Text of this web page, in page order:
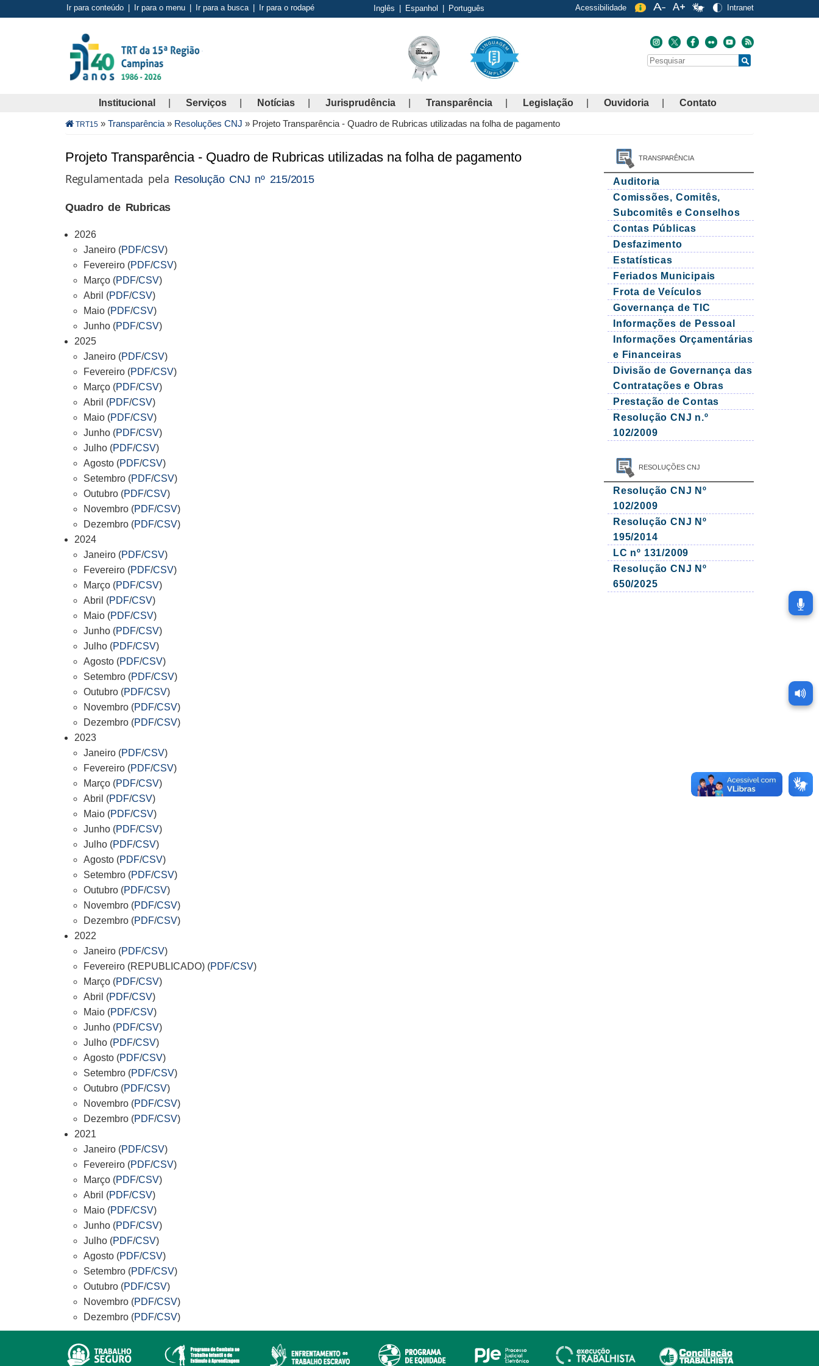
Ir para conteúdo Ir para o menu Ir para a busca Ir para o rodapé Inglês Espanhol Português Acessibilidade Intranet
Buscar
Search
Institucional Serviços Notícias Jurisprudência Transparência Legislação Ouvidoria Contato
Trilha
navegação
TRT15 » Transparência » Resoluções CNJ » Projeto Transparência - Quadro de Rubricas utilizadas na folha de pagamento
Projeto Transparência - Quadro de Rubricas utilizadas na folha de pagamento
Regulamentada pela Resolução CNJ nº 215/2015
Quadro de Rubricas
2026
Janeiro (PDF/CSV)
Fevereiro (PDF/CSV)
Março (PDF/CSV)
Abril (PDF/CSV)
Maio (PDF/CSV)
Junho (PDF/CSV)
2025
Janeiro (PDF/CSV)
Fevereiro (PDF/CSV)
Março (PDF/CSV)
Abril (PDF/CSV)
Maio (PDF/CSV)
Junho (PDF/CSV)
Julho (PDF/CSV)
Agosto (PDF/CSV)
Setembro (PDF/CSV)
Outubro (PDF/CSV)
Novembro (PDF/CSV)
Dezembro (PDF/CSV)
2024
Janeiro (PDF/CSV)
Fevereiro (PDF/CSV)
Março (PDF/CSV)
Abril (PDF/CSV)
Maio (PDF/CSV)
Junho (PDF/CSV)
Julho (PDF/CSV)
Agosto (PDF/CSV)
Setembro (PDF/CSV)
Outubro (PDF/CSV)
Novembro (PDF/CSV)
Dezembro (PDF/CSV)
2023
Janeiro (PDF/CSV)
Fevereiro (PDF/CSV)
Março (PDF/CSV)
Abril (PDF/CSV)
Maio (PDF/CSV)
Junho (PDF/CSV)
Julho (PDF/CSV)
Agosto (PDF/CSV)
Setembro (PDF/CSV)
Outubro (PDF/CSV)
Novembro (PDF/CSV)
Dezembro (PDF/CSV)
2022
Janeiro (PDF/CSV)
Fevereiro (REPUBLICADO) (PDF/CSV)
Março (PDF/CSV)
Abril (PDF/CSV)
Maio (PDF/CSV)
Junho (PDF/CSV)
Julho (PDF/CSV)
Agosto (PDF/CSV)
Setembro (PDF/CSV)
Outubro (PDF/CSV)
Novembro (PDF/CSV)
Dezembro (PDF/CSV)
2021
Janeiro (PDF/CSV)
Fevereiro (PDF/CSV)
Março (PDF/CSV)
Abril (PDF/CSV)
Maio (PDF/CSV)
Junho (PDF/CSV)
Julho (PDF/CSV)
Agosto (PDF/CSV)
Setembro (PDF/CSV)
Outubro (PDF/CSV)
Novembro (PDF/CSV)
Dezembro (PDF/CSV)
TRANSPARÊNCIA
Auditoria
Comissões, Comitês,
Subcomitês e Conselhos
Contas Públicas
Desfazimento
Estatísticas
Feriados Municipais
Frota de Veículos
Governança de TIC
Informações de Pessoal
Informações Orçamentárias
e Financeiras
Divisão de Governança das
Contratações e Obras
Prestação de Contas
Resolução CNJ n.º
102/2009
RESOLUÇÕES CNJ
Resolução CNJ Nº
102/2009
Resolução CNJ Nº
195/2014
LC nº 131/2009
Resolução CNJ Nº
650/2025